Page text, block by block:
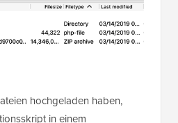
hochgeladen haben,
in einem